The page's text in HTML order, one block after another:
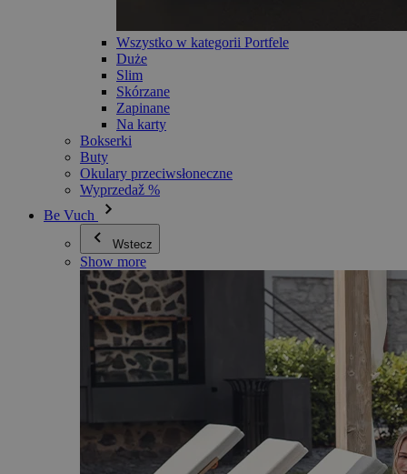
Wszystko w kategorii Portfele
Duże
Slim
Skórzane
Zapinane
Na karty
Bokserki
Buty
Okulary przeciwsłoneczne
Wyprzedaž %
Be Vuch
Wstecz
Show more